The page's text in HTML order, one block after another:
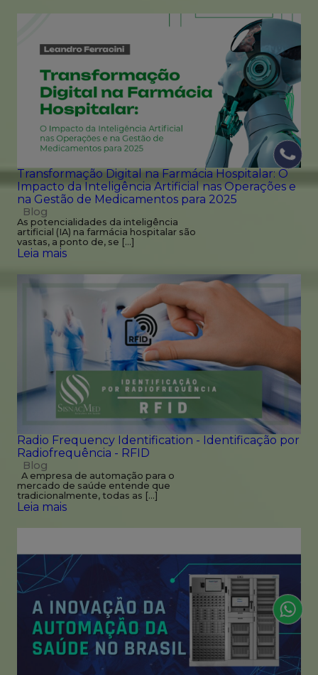
Transformação Digital na Farmácia Hospitalar: O
Impacto da Inteligência Artificial nas Operações e
na Gestão de Medicamentos para 2025
Blog
As potencialidades da inteligência
artificial (IA) na farmácia hospitalar são
vastas, a ponto de, se […]
Leia mais
Radio Frequency Identification - Identificação por
Radiofrequência - RFID
Blog
A empresa de automação para o
mercado de saúde entende que
tradicionalmente, todas as […]
Leia mais